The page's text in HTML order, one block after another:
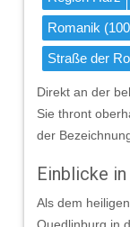
Romanik
Straße der
Direkt an der
Sie thront
der
Einblicke
Als dem